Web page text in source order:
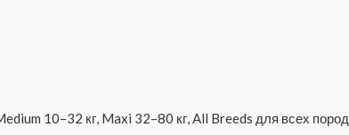
10–32 кг, Maxi 32–80 кг, All Breeds для всех пород.